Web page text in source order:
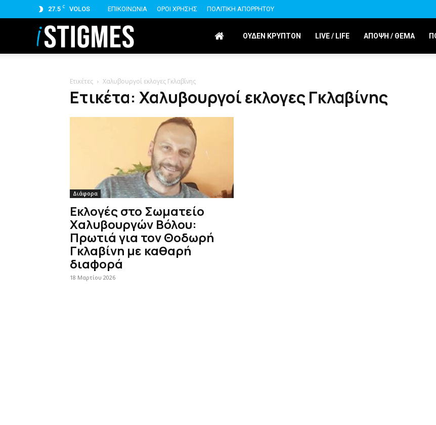
27.5 C VOLOS ΕΠΙΚΟΙΝΩΝΙΑ ΟΡΟΙ ΧΡΗΣΗΣ ΠΟΛΙΤΙΚΗ ΑΠΟΡΡΗΤΟΥ
istigmes ΟΥΔΕΝ ΚΡΥΠΤΟΝ LIVE / LIFE ΑΠΟΨΗ / ΘΕΜΑ
Ετικέτες Χαλυβουργοί εκλογες Γκλαβίνης
Ετικέτα: Χαλυβουργοί εκλογες Γκλαβίνης
Διάφορα
Εκλογές στο Σωματείο
Χαλυβουργών Βόλου:
Πρωτιά για τον Θοδωρή
Γκλαβίνη με καθαρή
διαφορά
18 Μαρτίου 2026